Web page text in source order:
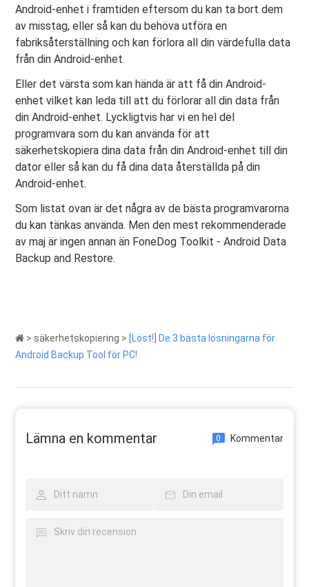
Android-enhet i framtiden eftersom du kan ta bort dem
av misstag, eller så kan du behöva utföra en
fabriksåterställning och kan förlora all din värdefulla data
från din Android-enhet.
Eller det värsta som kan hända är att få din Android-
enhet vilket kan leda till att du förlorar all din data från
din Android-enhet. Lyckligtvis har vi en hel del
programvara som du kan använda för att
säkerhetskopiera dina data från din Android-enhet till din
dator eller så kan du få dina data återställda på din
Android-enhet.
Som listat ovan är det några av de bästa programvarorna
du kan tänkas använda. Men den mest rekommenderade
av maj är ingen annan än FoneDog Toolkit - Android Data
Backup and Restore.
> säkerhetskopiering > [Löst!] De 3 bästa lösningarna för
Android Backup Tool för PC!
Lämna en kommentar 0 Kommentar